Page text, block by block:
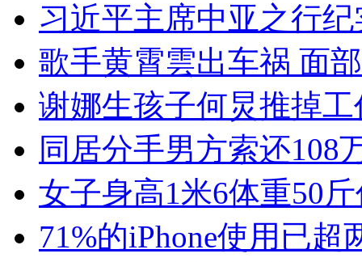
习近平主席中亚之行纪
歌手黄霄雲出车祸 面
谢娜生孩子何炅推掉
同居分手男方索还108
女子身高1米6体重50
71%的iPhone使用已超